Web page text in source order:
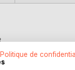
Politique de